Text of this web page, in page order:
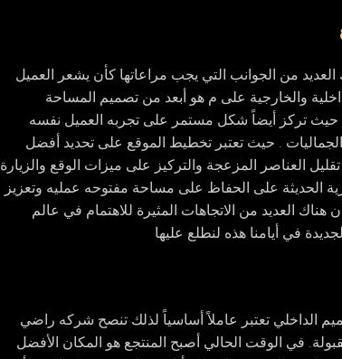
من الجوانب التي يجب مراعاتها كأن يشعر العميل
والخارجية على م هو أبعد من تصميم المساحة
. حيث تركز أيضاً شكل مستمر على تجربه العميل نفسه
الجماليات . حيث تعتبر تخطيط الموقع على تحديد أفضل
العناصر المزعجة والتركيز على ميزات الوقع والزيارة
الحديثة على الحفاظ على مساحة مفتوحه عمليه وتعزيز
العديد من الاتجاهات المثيرة للاهتمام في عالم
في أيامنا هذه لنطلع عليها
الداخلي تعتبر عاملاً أساسياً لذلك تنصح شركه راضي
في الوقت الحالي أصبح المنتجع هو المكان الأفضل